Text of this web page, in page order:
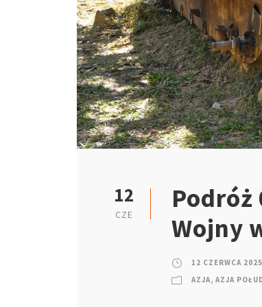
12
CZE
Podróż
Wojny
12 CZERWCA 2025
AZJA, AZJA